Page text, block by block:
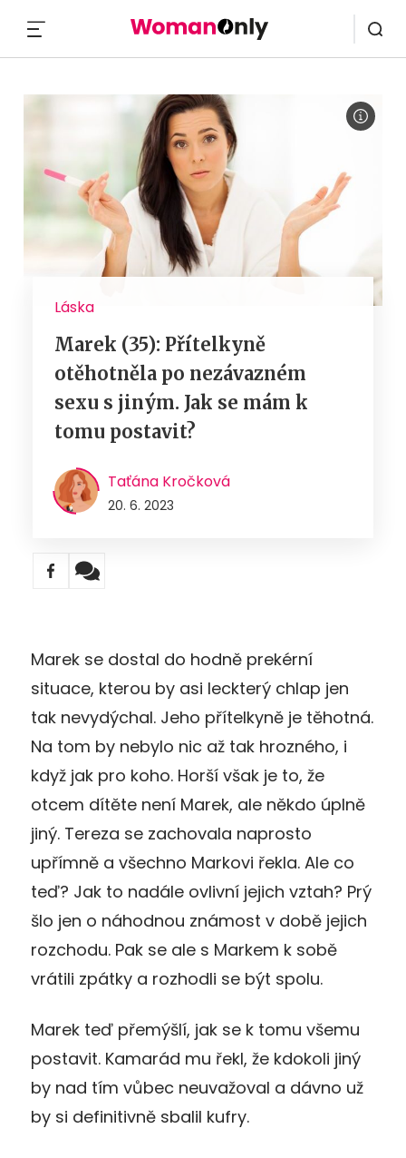
Láska
Marek (35): Přítelkyně
otěhotněla po nezávazném
sexu s jiným. Jak se mám k
tomu postavit?
Taťána Kročková
20. 6. 2023
Marek se dostal do hodně prekérní
situace, kterou by asi leckterý chlap jen
tak nevydýchal. Jeho přítelkyně je těhotná.
Na tom by nebylo nic až tak hrozného, i
když jak pro koho. Horší však je to, že
otcem dítěte není Marek, ale někdo úplně
jiný. Tereza se zachovala naprosto
upřímně a všechno Markovi řekla. Ale co
teď? Jak to nadále ovlivní jejich vztah? Prý
šlo jen o náhodnou známost v době jejich
rozchodu. Pak se ale s Markem k sobě
vrátili zpátky a rozhodli se být spolu.
Marek teď přemýšlí, jak se k tomu všemu
postavit. Kamarád mu řekl, že kdokoli jiný
by nad tím vůbec neuvažoval a dávno už
by si definitivně sbalil kufry.